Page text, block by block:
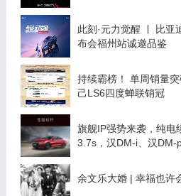
此刻·元力觉醒 ￜ 比亚
布会福州站诚邀品鉴
持续霸榜！ 单周销量
己LS6四度蝉联销冠
旗舰IP强势来袭，纯电
3.7s，汉DM-i、汉
余文乐大婚 | 幸福也许